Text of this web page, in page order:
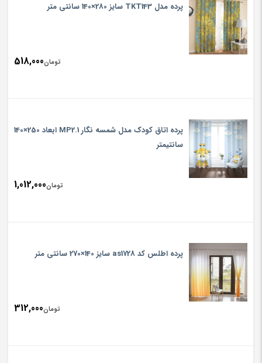
پرده مدل TKT143 سایز 280×140 سانتی متر
تومان518,000
پرده اتاق کودک مدل شمسه نگار MP2.1 ابعاد 250×140
سانتیمتر
تومان1,012,000
پرده اطلس کد as1728 سایز 140×270 سانتی متر
تومان312,000